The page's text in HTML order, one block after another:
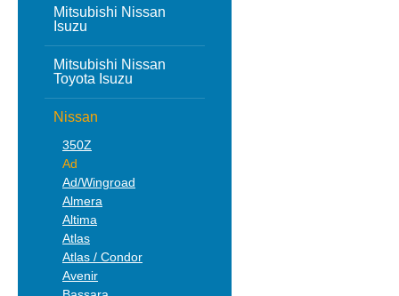
Mitsubishi Nissan
Isuzu
Mitsubishi Nissan
Toyota Isuzu
Nissan
350Z
Ad
Ad/Wingroad
Almera
Altima
Atlas
Atlas / Condor
Avenir